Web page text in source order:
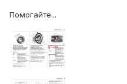
Помогайте...